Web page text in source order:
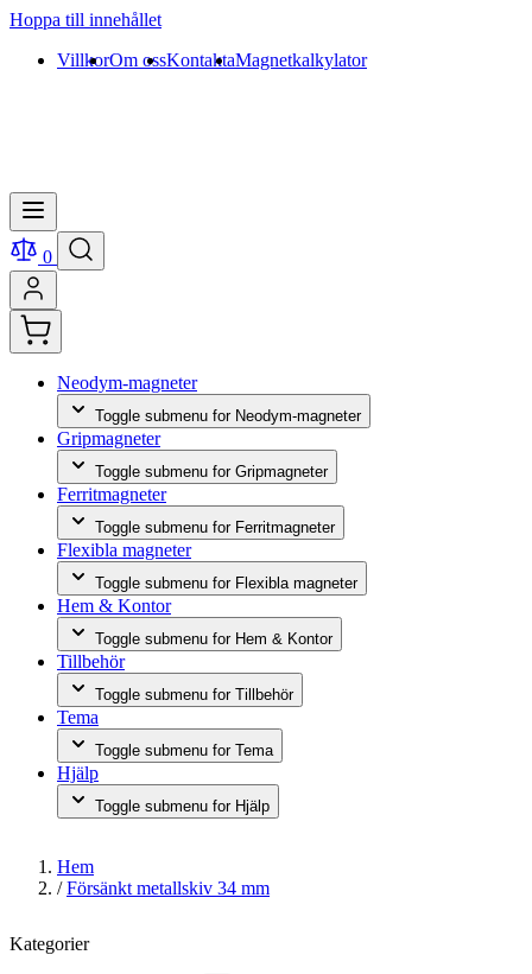
Hoppa till innehållet
VillkorOm ossKontaktaMagnetkalkylator
0
Neodym-magneter
Toggle submenu for Neodym-magneter
Gripmagneter
Toggle submenu for Gripmagneter
Ferritmagneter
Toggle submenu for Ferritmagneter
Flexibla magneter
Toggle submenu for Flexibla magneter
Hem & Kontor
Toggle submenu for Hem & Kontor
Tillbehör
Toggle submenu for Tillbehör
Tema
Toggle submenu for Tema
Hjälp
Toggle submenu for Hjälp
Hem
/ Försänkt metallskiv 34 mm
Kategorier